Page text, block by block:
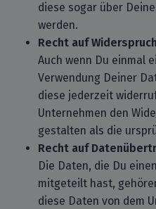
diese sogar über
werden.
Recht auf Widerspruch
Auch wenn Du einmal
Verwendung Deiner
diese jederzeit
Unternehmen den
gestalten als die
Recht auf
Die Daten, die Du
mitgeteilt hast,
diese Daten von dem